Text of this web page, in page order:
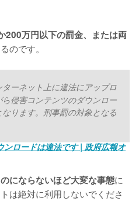
200万円以下の罰金、または両
のです。
ーネット上に違法にアップロ
侵害コンテンツのダウンロー
ります。刑事罰の対象となる
ンロードは違法です | 政府広報オ
にならないほど大変な事態に
は絶対に利用しないでくださ